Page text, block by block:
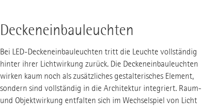
Deckeneinbauleuchten
Bei LED-Deckeneinbauleuchten tritt die Leuchte vollständig
hinter ihrer Lichtwirkung zurück. Die Deckeneinbauleuchten
wirken kaum noch als zusätzliches gestalterisches Element,
sondern sind vollständig in die Architektur integriert. Raum-
und Objektwirkung entfalten sich im Wechselspiel von Licht